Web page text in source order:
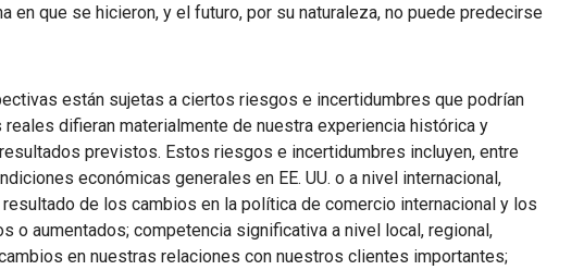
en que se hicieron, y el futuro, por su naturaleza, no puede predecirse
están sujetas a ciertos riesgos e incertidumbres que podrían
difieran materialmente de nuestra experiencia histórica y
previstos. Estos riesgos e incertidumbres incluyen, entre
económicas generales en EE. UU. o a nivel internacional,
de los cambios en la política de comercio internacional y los
o aumentados; competencia significativa a nivel local, regional,
en nuestras relaciones con nuestros clientes importantes;